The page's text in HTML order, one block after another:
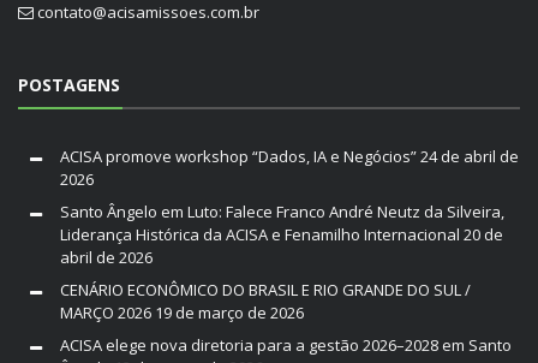
contato@acisamissoes.com.br
POSTAGENS
ACISA promove workshop “Dados, IA e Negócios”24 de abril de
2026
Santo Ângelo em Luto: Falece Franco André Neutz da Silveira,
Liderança Histórica da ACISA e Fenamilho Internacional 20 de
abril de 2026
CENÁRIO ECONÔMICO DO BRASIL E RIO GRANDE DO SUL /
MARÇO 2026 19 de março de 2026
ACISA elege nova diretoria para a gestão 2026–2028 em Santo